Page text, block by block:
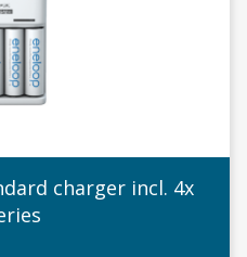
charger incl. 4x